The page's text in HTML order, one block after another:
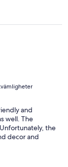
and
well. The
the
decor and